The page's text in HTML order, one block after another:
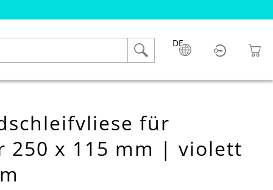
DE
für
250 x 115 mm | violett